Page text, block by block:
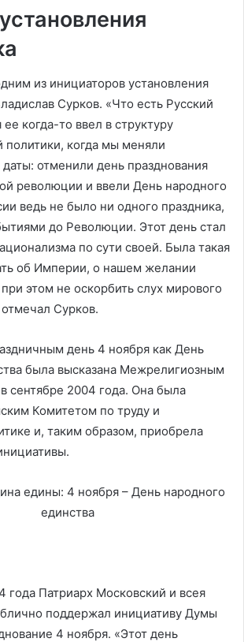
из инициаторов установления
Сурков. «Что есть Русский
когда-то ввел в структуру
политики, когда мы меняли
отменили день празднования
революции и ввели День народного
ведь не было ни одного праздника,
до Революции. Этот день стал
по сути своей. Была такая
об Империи, о нашем желании
этом не оскорбить слух мирового
Сурков.
день 4 ноября как День
была высказана Межрелигиозным
сентябре 2004 года. Она была
Комитетом по труду и
и, таким образом, приобрела
года Патриарх Московский и всея
поддержал инициативу Думы
4 ноября. «Этот день